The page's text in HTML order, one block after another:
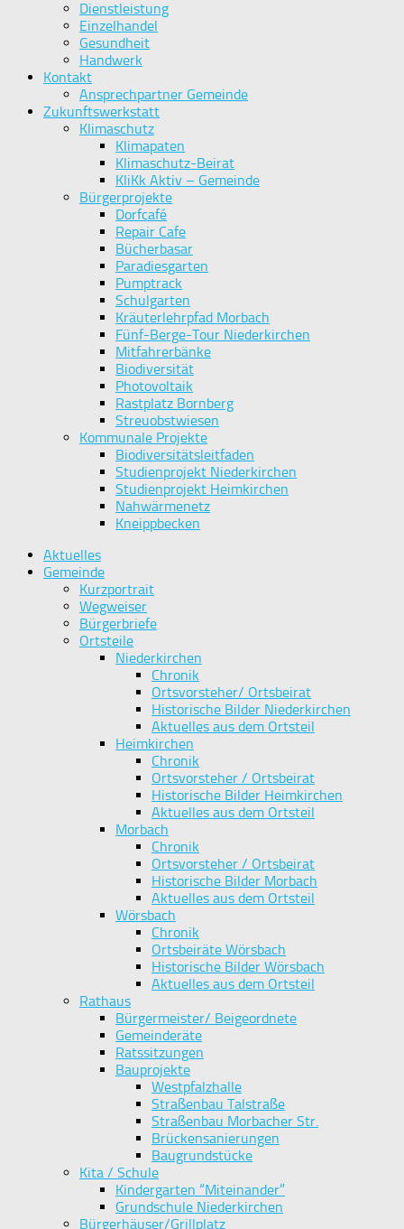
Dienstleistung
Einzelhandel
Gesundheit
Handwerk
Kontakt
Ansprechpartner Gemeinde
Zukunftswerkstatt
Klimaschutz
Klimapaten
Klimaschutz-Beirat
KliKk Aktiv – Gemeinde
Bürgerprojekte
Dorfcafé
Repair Cafe
Bücherbasar
Paradiesgarten
Pumptrack
Schulgarten
Kräuterlehrpfad Morbach
Fünf-Berge-Tour Niederkirchen
Mitfahrerbänke
Biodiversität
Photovoltaik
Rastplatz Bornberg
Streuobstwiesen
Kommunale Projekte
Biodiversitätsleitfaden
Studienprojekt Niederkirchen
Studienprojekt Heimkirchen
Nahwärmenetz
Kneippbecken
Aktuelles
Gemeinde
Kurzportrait
Wegweiser
Bürgerbriefe
Ortsteile
Niederkirchen
Chronik
Ortsvorsteher/ Ortsbeirat
Historische Bilder Niederkirchen
Aktuelles aus dem Ortsteil
Heimkirchen
Chronik
Ortsvorsteher / Ortsbeirat
Historische Bilder Heimkirchen
Aktuelles aus dem Ortsteil
Morbach
Chronik
Ortsvorsteher / Ortsbeirat
Historische Bilder Morbach
Aktuelles aus dem Ortsteil
Wörsbach
Chronik
Ortsbeiräte Wörsbach
Historische Bilder Wörsbach
Aktuelles aus dem Ortsteil
Rathaus
Bürgermeister/ Beigeordnete
Gemeinderäte
Ratssitzungen
Bauprojekte
Westpfalzhalle
Straßenbau Talstraße
Straßenbau Morbacher Str.
Brückensanierungen
Baugrundstücke
Kita / Schule
Kindergarten “Miteinander”
Grundschule Niederkirchen
Bürgerhäuser/Grillplatz